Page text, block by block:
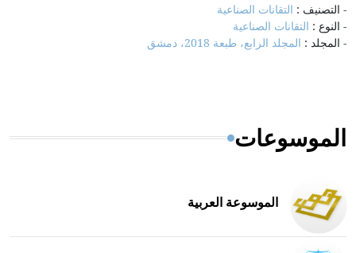
- التصنيف : التقانات الصناعية
- النوع : التقانات الصناعية
- المجلد : المجلد الرابع، طبعة 2018، دمشق
الموسوعات
الموسوعة العربية